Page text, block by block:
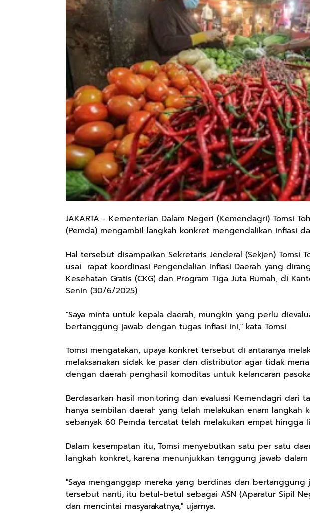
JAKARTA - Kementerian Dalam Negeri (Kemendagri) Tomsi
(Pemda) mengambil langkah konkret mengendalikan inflasi
Hal tersebut disampaikan Sekretaris Jenderal (Sekjen) Tomsi
usai rapat koordinasi Pengendalian Inflasi Daerah yang
Kesehatan Gratis (CKG) dan Program Tiga Juta Rumah, di
Senin (30/6/2025).
"Saya minta untuk kepala daerah, mungkin yang perlu
bertanggung jawab dengan tugas inflasi ini," kata Tomsi.
Tomsi mengatakan, upaya konkret tersebut di antaranya
melaksanakan sidak ke pasar dan distributor agar tidak
dengan daerah penghasil komoditas untuk kelancaran
Berdasarkan hasil monitoring dan evaluasi Kemendagri dari
hanya sembilan daerah yang telah melakukan enam langkah
sebanyak 60 Pemda tercatat telah melakukan empat hingga
Dalam kesempatan itu, Tomsi menyebutkan satu per satu
langkah konkret, karena menunjukkan tanggung jawab
"Saya menganggap mereka yang berdinas dan bertanggung
tersebut nanti, itu betul-betul sebagai ASN (Aparatur Sipil
dan mencintai masyarakatnya," ujarnya.